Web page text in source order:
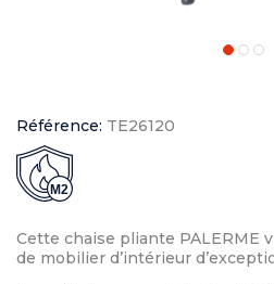
Référence: TE26120
M2
Cette chaise pliante PALERME
de mobilier d’intérieur